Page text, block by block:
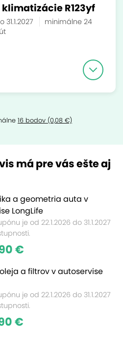
R123yf
minimálne 24
16 bodov (0,08 €)
má pre vás ešte aj
a geometria auta v
LongLife
je od 22.1.2026 do 31.1.2027
€
a filtrov v autoservise
je od 22.1.2026 do 31.1.2027
€